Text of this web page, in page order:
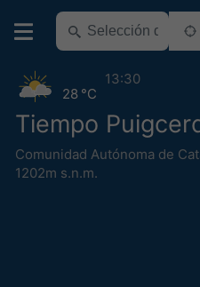
Tiempo
Comunidad Autónoma de
1202m s.n.m.
28 °C
13:30